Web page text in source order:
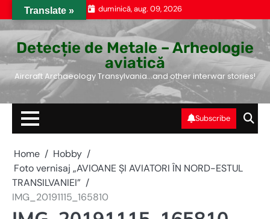
to
duminică, aug. 09, 2026
Detecție de Metale – Arheologie
aviatică
Aircraft Archaeology Transylvania…and other interwar stories!
Subscribe
Home
Hobby
Foto vernisaj „AVIOANE ŞI AVIATORI ÎN NORD-ESTUL
TRANSILVANIEI”
IMG_20191115_165810
Translate »